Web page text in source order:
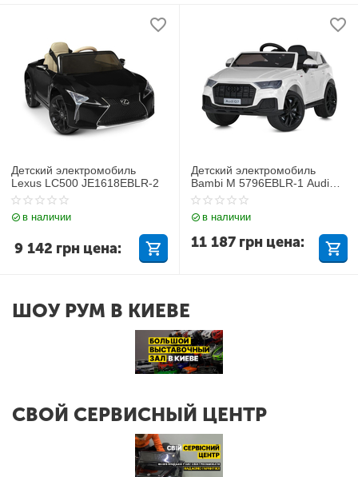
Детский электромобиль
Lexus LC500 JE1618EBLR-2
в наличии
9 142 грн цена:
Детский электромобиль
Bambi M 5796EBLR-1 Audi
Q7
в наличии
11 187 грн цена:
ШОУ РУМ В КИЕВЕ
СВОЙ СЕРВИСНЫЙ ЦЕНТР